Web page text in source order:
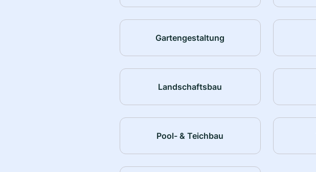
Gartengestaltung
Landschaftsbau
Pool- & Teichbau